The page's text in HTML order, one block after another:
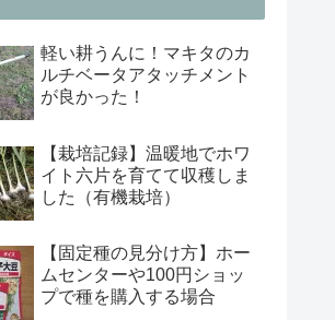
軽い耕うんに！マキタのカ
ルチベータアタッチメント
が良かった！
【栽培記録】温暖地でホワ
イト六片を育てて収穫しま
した（有機栽培）
【固定種の見分け方】ホー
ムセンターや100円ショッ
プで種を購入する場合